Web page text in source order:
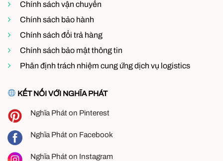
Chính sách vận chuyển
Chính sách bảo hành
Chính sách đổi trả hàng
Chính sách bảo mật thông tin
Phân định trách nhiệm cung ứng dịch vụ logistics
KẾT NỐI VỚI NGHĨA PHÁT
Nghĩa Phát on Pinterest
Nghĩa Phát on Facebook
Nghĩa Phát on Instagram